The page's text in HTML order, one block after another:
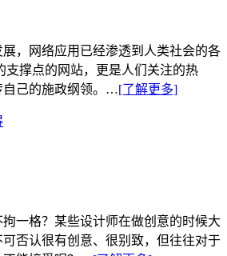
，网络应用已经渗透到人类社会的各
自己的施政纲领。…[了解更多]
否认很有创意、很别致，但往往对于
不能接受呢？… [了解更多]